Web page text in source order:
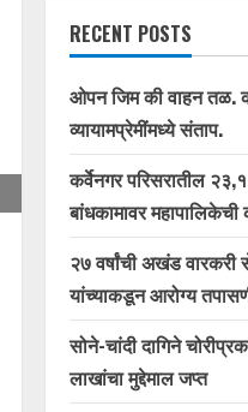
RECENT POSTS
ओपन जिम की वाहन तळ.
व्यायामप्रेमींमध्ये संताप.
कर्वेनगर परिसरातील
बांधकामावर महापालिकेची
२७ वर्षांची अखंड वारकरी
यांच्याकडून आरोग्य
सोने-चांदी दागिने
लाखांचा मुद्देमाल जप्त